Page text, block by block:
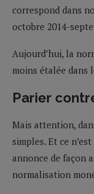
correspond dans
octobre 2014-
Aujourd’hui, la
moins étalée dans
Parier
Mais attention,
simples. Et ce
annonce de façon
normalisation